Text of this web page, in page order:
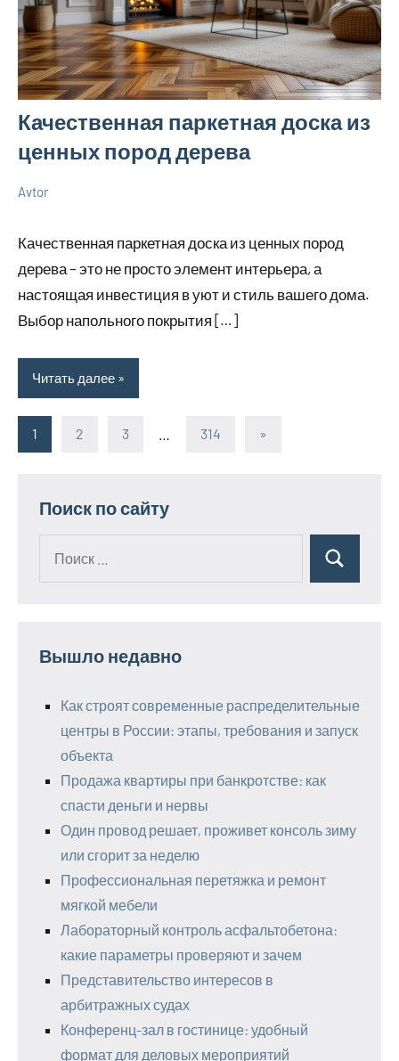
Качественная паркетная доска из
ценных пород дерева
ремонте
2026
Avtor
Качественная паркетная доска из ценных пород
дерева – это не просто элемент интерьера, а
настоящая инвестиция в уют и стиль вашего дома.
Выбор напольного покрытия […]
Читать далее
Пагинация
1 2 3 314
Следующие
»
Поиск по сайту
Поиск
Вышло недавно
Как строят современные распределительные
центры в России: этапы, требования и запуск
объекта
Продажа квартиры при банкротстве: как
спасти деньги и нервы
Один провод решает, проживет консоль зиму
или сгорит за неделю
Профессиональная перетяжка и ремонт
мягкой мебели
Лабораторный контроль асфальтобетона:
какие параметры проверяют и зачем
Представительство интересов в
арбитражных судах
Конференц-зал в гостинице: удобный
формат для деловых мероприятий